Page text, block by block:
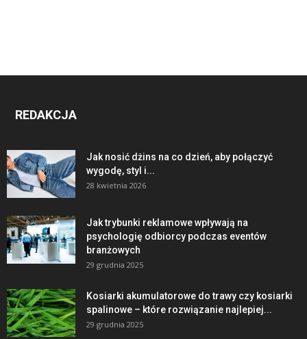
REDAKCJA
Jak nosić dżins na co dzień, aby połączyć
wygodę, styl i...
28 kwietnia 2026
Jak trybunki reklamowe wpływają na
psychologię odbiorcy podczas eventów
branżowych
29 grudnia 2025
Kosiarki akumulatorowe do trawy czy kosiarki
spalinowe – które rozwiązanie najlepiej...
29 grudnia 2025